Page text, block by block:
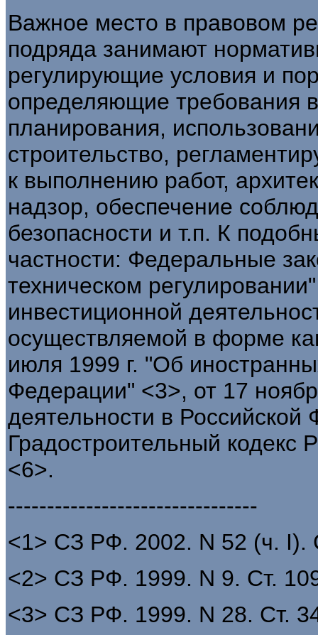
Важное место в правовом
подряда занимают
регулирующие условия и
определяющие требования
планирования,
строительство,
к выполнению работ,
надзор, обеспечение
безопасности и т.п. К
частности: Федеральные
техническом
инвестиционной
осуществляемой в форме
июля 1999 г. "Об
Федерации" <3>, от 17
деятельности в Российской
Градостроительный кодекс
<6>.
--------------------------------
<1> СЗ РФ. 2002. N 52 (ч. I).
<2> СЗ РФ. 1999. N 9. Ст.
<3> СЗ РФ. 1999. N 28. Ст.